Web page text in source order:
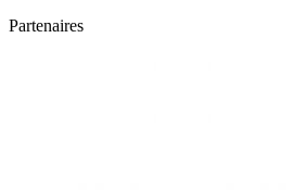
Partenaires